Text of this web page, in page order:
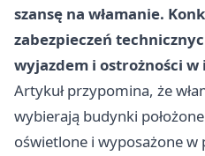
szansę na włamanie.
zabezpieczeń
wyjazdem i ostrożności
Artykuł przypomina, że
wybierają budynki
oświetlone i wyposażone